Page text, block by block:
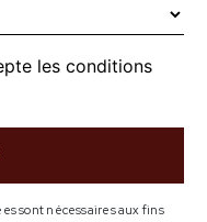
les conditions
sont nécessaires aux fins